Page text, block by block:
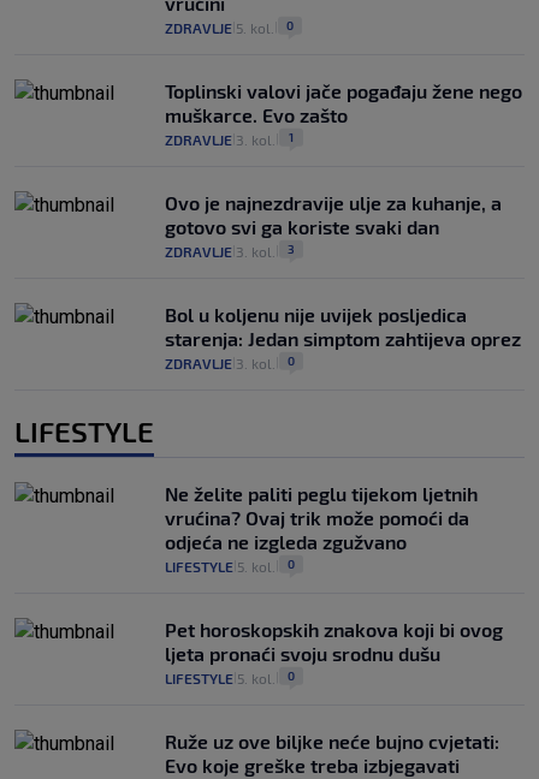
ZDRAVLJE 5. kol. 0
Toplinski valovi jače pogađaju žene nego
muškarce. Evo zašto
ZDRAVLJE 3. kol. 1
Ovo je najnezdravije ulje za kuhanje, a
gotovo svi ga koriste svaki dan
ZDRAVLJE 3. kol. 3
Bol u koljenu nije uvijek posljedica
starenja: Jedan simptom zahtijeva oprez
ZDRAVLJE 3. kol. 0
LIFESTYLE
Ne želite paliti peglu tijekom ljetnih
vrućina? Ovaj trik može pomoći da
odjeća ne izgleda zgužvano
LIFESTYLE 5. kol. 0
Pet horoskopskih znakova koji bi ovog
ljeta pronaći svoju srodnu dušu
LIFESTYLE 5. kol. 0
Ruže uz ove biljke neće bujno cvjetati:
Evo koje greške treba izbjegavati